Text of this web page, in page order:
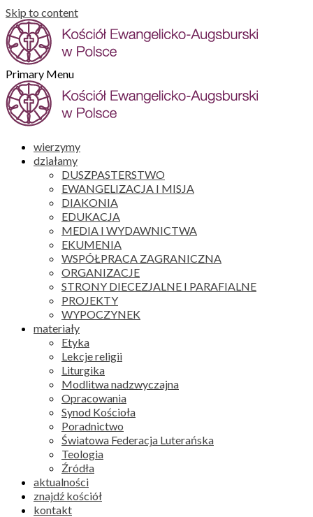
Skip to content
Primary Menu
wierzymy
działamy
DUSZPASTERSTWO
EWANGELIZACJA I MISJA
DIAKONIA
EDUKACJA
MEDIA I WYDAWNICTWA
EKUMENIA
WSPÓŁPRACA ZAGRANICZNA
ORGANIZACJE
STRONY DIECEZJALNE I PARAFIALNE
PROJEKTY
WYPOCZYNEK
materiały
Etyka
Lekcje religii
Liturgika
Modlitwa nadzwyczajna
Opracowania
Synod Kościoła
Poradnictwo
Światowa Federacja Luterańska
Teologia
Źródła
aktualności
znajdź kościół
kontakt